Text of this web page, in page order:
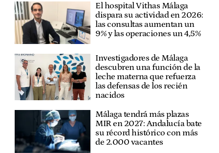
El hospital Vithas Málaga
dispara su actividad en 2026:
las consultas aumentan un
9% y las operaciones un 4,5%
Investigadores de Málaga
descubren una función de la
leche materna que refuerza
las defensas de los recién
nacidos
Málaga tendrá más plazas
MIR en 2027: Andalucía bate
su récord histórico con más
de 2.000 vacantes